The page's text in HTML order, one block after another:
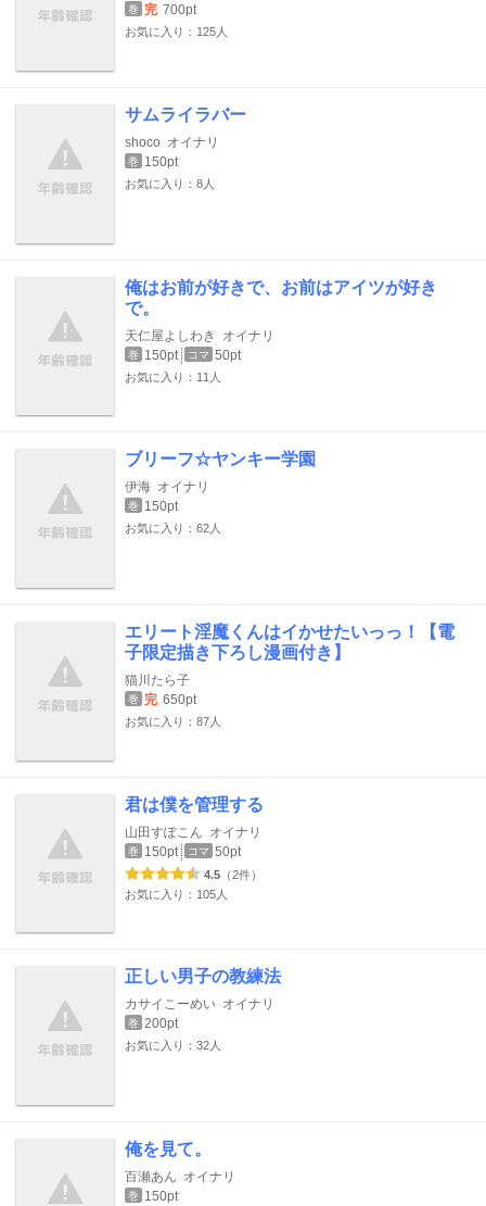
巻 完 700pt
お気に入り：125人
サムライラバー
shoco オイナリ
巻 150pt
お気に入り：8人
俺はお前が好きで、お前はアイツが好き
で。
天仁屋よしわき オイナリ
巻 150pt コマ 50pt
お気に入り：11人
ブリーフ☆ヤンキー学園
伊海 オイナリ
巻 150pt
お気に入り：62人
エリート淫魔くんはイかせたいっっ！【電
子限定描き下ろし漫画付き】
猫川たら子
巻 完 650pt
お気に入り：87人
君は僕を管理する
山田すぽこん オイナリ
巻 150pt コマ 50pt
4.5 （2件）
お気に入り：105人
正しい男子の教練法
カサイこーめい オイナリ
巻 200pt
お気に入り：32人
俺を見て。
百瀬あん オイナリ
巻 150pt